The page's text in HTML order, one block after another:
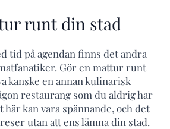
runt din stad
tid på agendan finns det andra
Gör en mattur runt
kanske en annan kulinarisk
restaurang som du aldrig har
kan vara spännande, och det
utan att ens lämna din stad.